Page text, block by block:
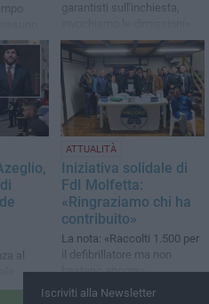
ha il
la
garantisti sull'inchiesta,
al
per
ATTUALITÀ
Iniziativa solidale di
FdI Molfetta:
«Ringraziamo chi ha
contribuito»
La nota: «Raccolti 1.500 per
il defibrillatore ma non
bastano ancora»
Iscriviti alla Newsletter